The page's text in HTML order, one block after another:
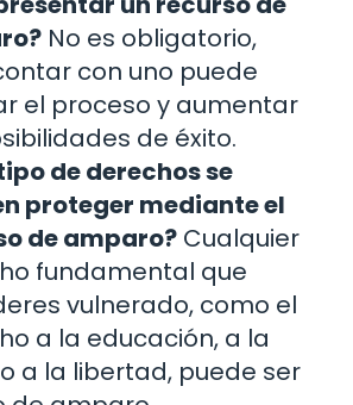
No es obligatorio,
con uno puede
el proceso y aumentar
de éxito.
de derechos se
proteger mediante el
de amparo? Cualquier
fundamental que
vulnerado, como el
a la educación, a la
a la libertad, puede ser